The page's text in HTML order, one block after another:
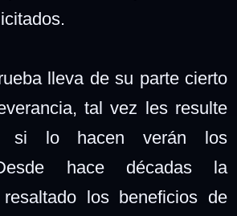
lleva de su parte cierto
tal vez les resulte
si lo hacen verán los
hace décadas la
los beneficios de